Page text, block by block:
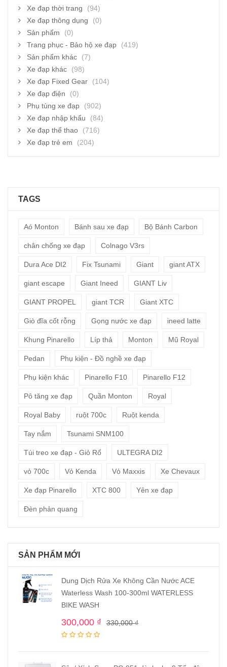
Xe đạp thời trang
(94)
Xe đạp thông dụng
(0)
Sản phẩm
(0)
Trang phục - Bảo hộ xe đạp
(419)
Sản phẩm khác
(7)
Xe đạp khác
(98)
Xe đạp Fixed Gear
(104)
Xe đạp điện
(0)
Phụ tùng xe đạp
(902)
Xe đạp nhập khẩu
(84)
Xe đạp thể thao
(716)
Xe đạp trẻ em
(204)
TAGS
Aó Monton Bánh sau xe đạp Bộ Bánh Carbon
chân chống xe đạp Colnago V3rs
Dura Ace DI2 Fix Tsunami Giant giant ATX
giant escape Giant Ineed GIANT Liv
GIANT PROPEL giant TCR Giant XTC
Giò đĩa cốt rỗng Gọng nước xe đạp ineed latte
Khung Pinarello Líp thả Monton Mũ Royal
Pedan Phụ kiện - Đồ nghề xe đạp
Phụ kiện khác Pinarello F10 Pinarello F12
Pô tăng xe đạp Quần Monton Royal
Royal Baby ruột 700c Ruột kenda
Tay nắm Tsunami SNM100
Túi treo xe đạp - Giỏ Rổ ULTEGRA DI2
vỏ 700c Vỏ Kenda Vỏ Maxxis Xe Chevaux
Xe đạp Pinarello XTC 800 Yên xe đạp
Đèn phản quang
SẢN PHẨM MỚI
Dung Dịch Rửa Xe Không Cần Nước ACE
Waterless Wash 100-300ml WATERLESS
BIKE WASH
330,000₫
300,000 ₫